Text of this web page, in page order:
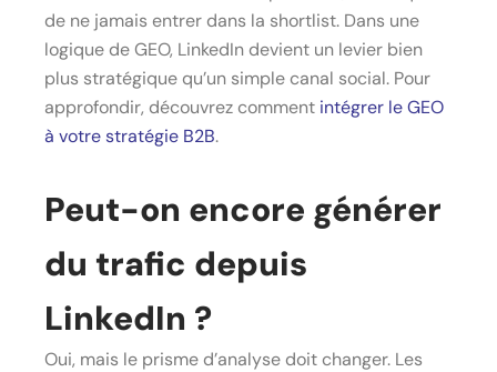
de ne jamais entrer dans la shortlist. Dans une
logique de GEO, LinkedIn devient un levier bien
plus stratégique qu’un simple canal social. Pour
approfondir, découvrez comment intégrer le GEO
à votre stratégie B2B.
Peut-on encore générer
du trafic depuis
LinkedIn ?
Oui, mais le prisme d’analyse doit changer. Les